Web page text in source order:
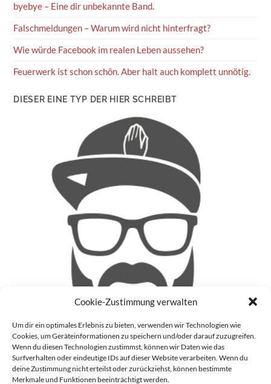
Cookie-Zustimmung verwalten
Um dir ein optimales Erlebnis zu bieten, verwenden wir Technologien wie
Cookies, um Geräteinformationen zu speichern und/oder darauf zuzugreifen.
Wenn du diesen Technologien zustimmst, können wir Daten wie das
Surfverhalten oder eindeutige IDs auf dieser Website verarbeiten. Wenn du
deine Zustimmung nicht erteilst oder zurückziehst, können bestimmte
Merkmale und Funktionen beeinträchtigt werden.
byebye – Eine dir unbekannte Band.
Falschmeldungen – Warum wird nicht hinterfragt?
Wie würde Facebook im realen Leben aussehen?
Feuerwerk ist schon schön. Aber halt auch komplett unnötig.
DIESER EINE TYP DER HIER SCHREIBT
Patrick